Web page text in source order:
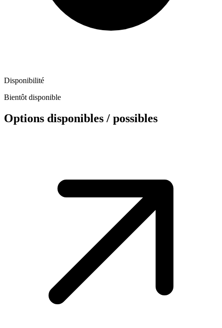
Disponibilité
Bientôt disponible
Options disponibles / possibles